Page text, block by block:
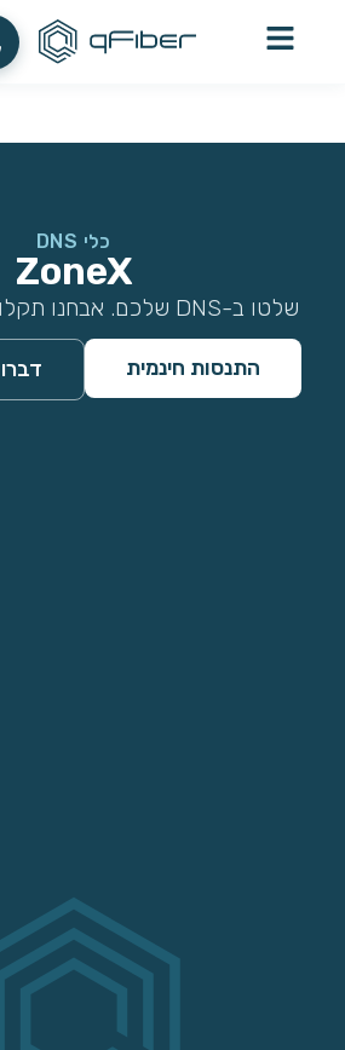
כלי DNS
ZoneX
שלטו ב-DNS שלכם. אבחנו תקלות כמו מקצוענים.
התנסות חינמית